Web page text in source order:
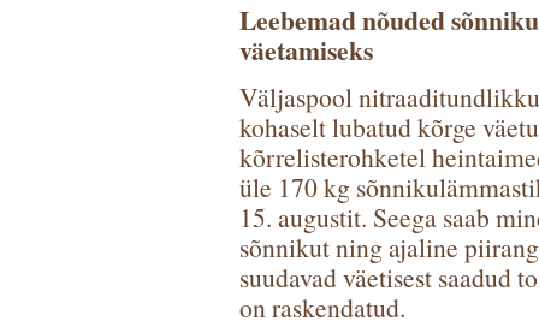
Leebemad nõuded
väetamiseks
Väljaspool
kohaselt lubatud kõrge
kõrrelisterohketel
üle 170 kg
15. augustit. Seega saab
sõnnikut ning ajaline
suudavad väetisest saadud
on raskendatud.